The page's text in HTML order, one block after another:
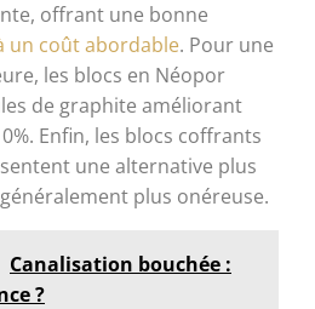
offrant une bonne
un coût abordable. Pour une
les blocs en Néopor
de graphite améliorant
Enfin, les blocs coffrants
une alternative plus
plus onéreuse.
Canalisation bouchée :
?